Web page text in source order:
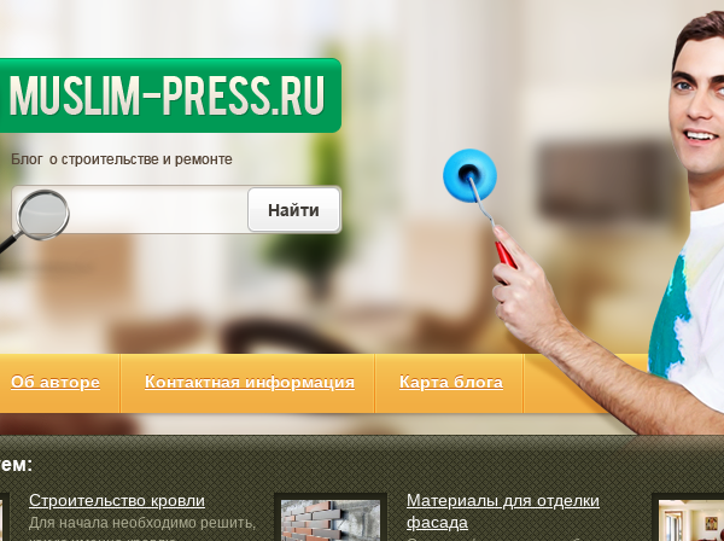
Об авторе Контактная информация Карта блога
Строительство кровли
Для начала необходимо решить,
Материалы для отделки
фасада